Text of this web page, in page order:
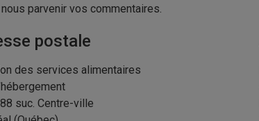
parvenir vos commentaires.
postale
des services alimentaires
suc. Centre-ville